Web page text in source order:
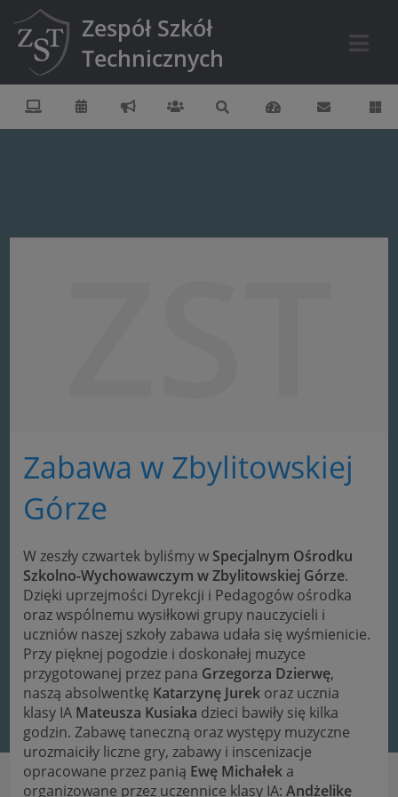
Zespół Szkół
Technicznych
Zabawa w Zbylitowskiej
Górze
W zeszły czwartek byliśmy w Specjalnym Ośrodku
Szkolno-Wychowawczym w Zbylitowskiej Górze.
Dzięki uprzejmości Dyrekcji i Pedagogów ośrodka
oraz wspólnemu wysiłkowi grupy nauczycieli i
uczniów naszej szkoły zabawa udała się wyśmienicie.
Przy pięknej pogodzie i doskonałej muzyce
przygotowanej przez pana Grzegorza Dzierwę,
naszą absolwentkę Katarzynę Jurek oraz ucznia
klasy IA Mateusza Kusiaka dzieci bawiły się kilka
godzin. Zabawę taneczną oraz występy muzyczne
urozmaiciły liczne gry, zabawy i inscenizacje
opracowane przez panią Ewę Michałek a
organizowane przez uczennice klasy IA:Andżelikę